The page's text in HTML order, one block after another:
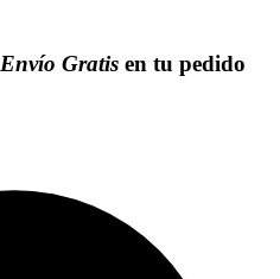
Envío Gratis en tu pedido